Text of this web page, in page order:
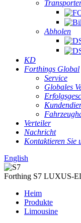
Abholen
KD
Forthings Global
Service
Globales
Verteiler
Nachricht
Kontaktieren Sie
English
Forthing S7 LUXUS-
Heim
Produkte
Limousine